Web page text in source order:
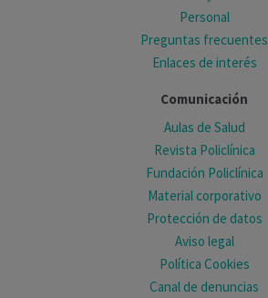
Personal
Preguntas frecuentes
Enlaces de interés
Comunicación
Aulas de Salud
Revista Policlínica
Fundación Policlínica
Material corporativo
Protección de datos
Aviso legal
Política Cookies
Canal de denuncias